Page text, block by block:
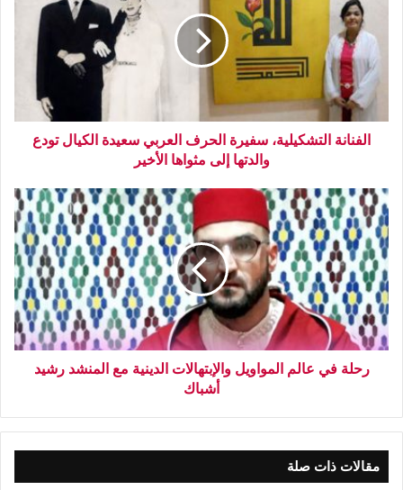
الفنانة التشكيلية، سفيرة الحرف العربي سعيدة الكيال تودع
والدتها إلى مثواها الأخير
رحلة في عالم المواويل والإبتهالات الدينية مع المنشد رشيد
أشباك
مقالات ذات صلة